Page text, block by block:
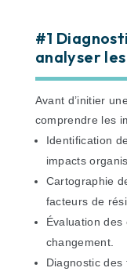
#1
analyser
Avant d’initier
comprendre les
Identification
impacts
Cartographie
facteurs de
Évaluation
changement.
Diagnostic